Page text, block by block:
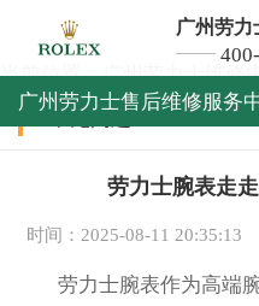
广州劳
广州劳力士售后维修服务
当前位置：广州劳力士维修
常见问题
劳力士腕表走
时间：2025-08-11 20:35:13
劳力士腕表作为高端腕